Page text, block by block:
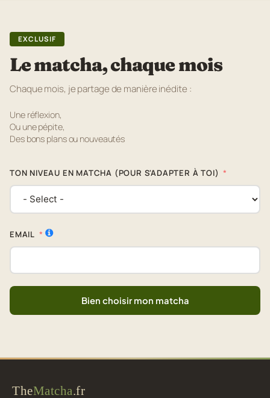
EXCLUSIF
Le matcha, chaque mois
Chaque mois, je partage de manière inédite :
Une réflexion,
Ou une pépite,
Des bons plans ou nouveautés
TON NIVEAU EN MATCHA (POUR S'ADAPTER À TOI)
EMAIL
Bien choisir mon matcha
TheMatcha.fr